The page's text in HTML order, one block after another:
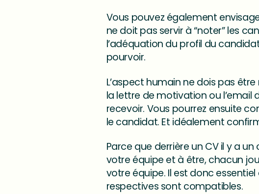
Vous pouvez également
ne doit pas servir à “noter” les
l’adéquation du profil du
pourvoir.
L’aspect humain ne dois pas
la lettre de motivation ou
recevoir. Vous pourrez ensuite
le candidat. Et idéalement
Parce que derrière un CV il y a
votre équipe et à être, chacun
votre équipe. Il est donc
respectives sont compatibles.